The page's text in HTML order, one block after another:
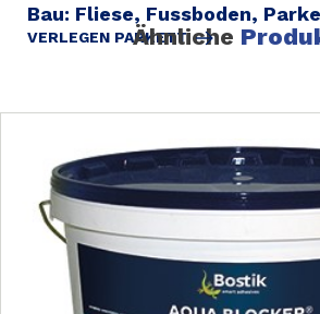
Bau: Fliese, Fussboden,
VERLEGEN PARKETT
Ähnliche